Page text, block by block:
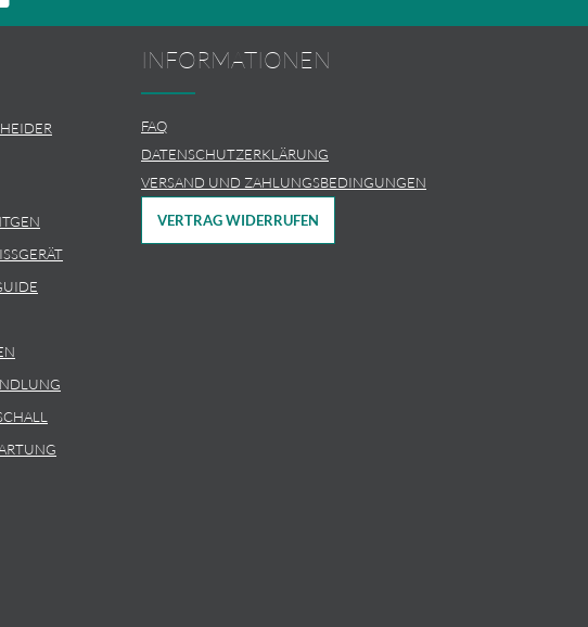
INFORMATIONEN
FAQ
DATENSCHUTZERKLÄRUNG
VERSAND UND ZAHLUNGSBEDINGUNGEN
VERTRAG WIDERRUFEN